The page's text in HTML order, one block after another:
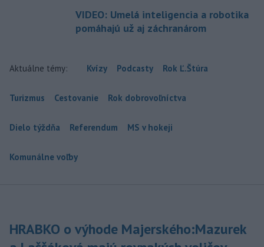
VIDEO: Umelá inteligencia a robotika
pomáhajú už aj záchranárom
Aktuálne témy: Kvízy Podcasty Rok Ľ.Štúra
Turizmus Cestovanie Rok dobrovoľníctva
Dielo týždňa Referendum MS v hokeji
Komunálne voľby
HRABKO o výhode Majerského:Mazurek